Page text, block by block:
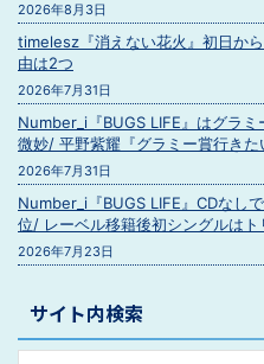
2026年8月3日
timelesz『消えない花火』初日か
由は2つ
2026年7月31日
Number_i『BUGS LIFE』はグラ
微妙/ 平野紫耀『グラミー賞行きた
2026年7月31日
Number_i『BUGS LIFE』CDなし
位/ レーベル移籍後初シングルはト
2026年7月23日
サイト内検索